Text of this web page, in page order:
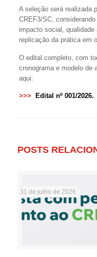
A seleção será realizada
CREF3/SC,
impacto social,
replicação da prática em
O edital completo, com
cronograma e modelo de
aqui:
>>>Edital nº 001/2026.
POSTS
31 de julho de 2026